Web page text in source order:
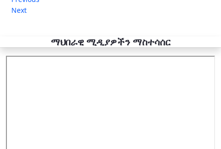
Next
ማህበራዊ ሚዲያዎችን ማስተሳሰር